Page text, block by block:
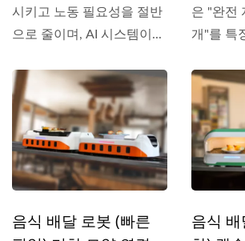
시키고 노동 필요성을 절반
으로 줄이며, AI 시스템이...
은 "완전
개"를 특
음식 배달 로봇 (빠른
음식